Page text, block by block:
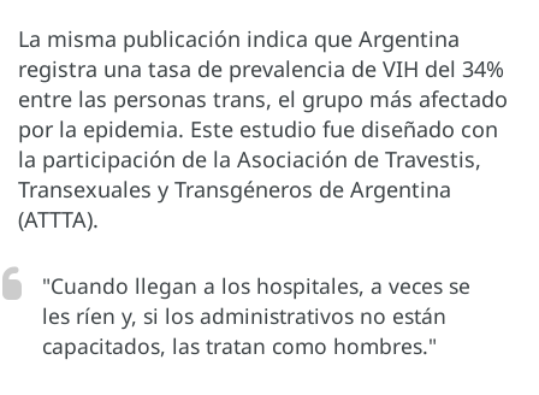
La misma publicación indica que Argentina
registra una tasa de prevalencia de VIH del 34%
entre las personas trans, el grupo más afectado
por la epidemia. Este estudio fue diseñado con
la participación de la Asociación de Travestis,
Transexuales y Transgéneros de Argentina
(ATTTA).
"Cuando llegan a los hospitales, a veces se
les ríen y, si los administrativos no están
capacitados, las tratan como hombres."